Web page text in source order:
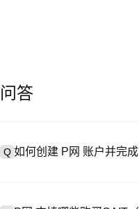
问答
Q 如何创建 P网 账户并完成